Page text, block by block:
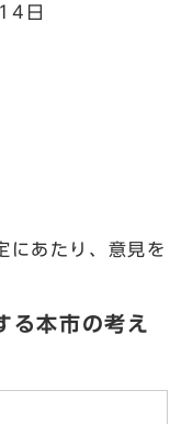
日
にあたり、意見を
る本市の考え